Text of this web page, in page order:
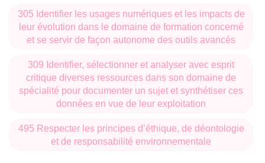
Le déploiement du master et son articulation en quatre
de chacun, répond à un positionnement stratégique sur la
carte universitaire nationale et européenne, grâce à
l’attraction de nombreux étudiants étrangers.
Ce master s’appuie également sur l’engagement du
CEMMC dansdifférents programmes de recherches
305 Identifier les usages numériques et les impacts de
leur évolution dans le domaine de formation concerné
et se servir de façon autonome des outils avancés
309 Identifier, sélectionner et analyser avec esprit
critique diverses ressources dans son domaine de
spécialité pour documenter un sujet et synthétiser ces
données en vue de leur exploitation
495 Respecter les principes d’éthique, de déontologie
et de responsabilité environnementale